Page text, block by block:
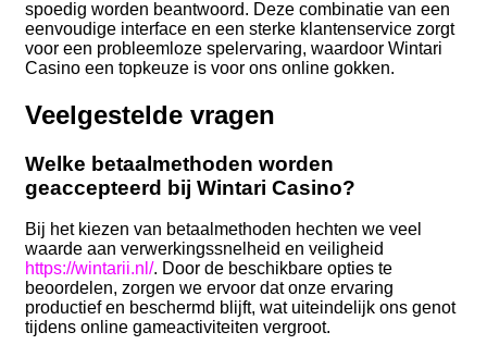
spoedig worden beantwoord. Deze combinatie van een
eenvoudige interface en een sterke klantenservice zorgt
voor een probleemloze spelervaring, waardoor Wintari
Casino een topkeuze is voor ons online gokken.
Veelgestelde vragen
Welke betaalmethoden worden
geaccepteerd bij Wintari Casino?
Bij het kiezen van betaalmethoden hechten we veel
waarde aan verwerkingssnelheid en veiligheid
https://wintarii.nl/. Door de beschikbare opties te
beoordelen, zorgen we ervoor dat onze ervaring
productief en beschermd blijft, wat uiteindelijk ons genot
tijdens online gameactiviteiten vergroot.